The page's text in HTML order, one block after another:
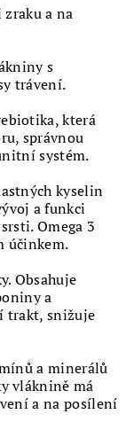
a na
s
trávení.
která
správnou
systém.
kyselin
a funkci
Omega 3
účinkem.
Obsahuje
a
trakt, snižuje
a minerálů
vláknině má
a na posílení